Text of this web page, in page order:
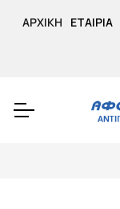
ΑΡΧΙΚΉ ΕΤΑΙΡΊΑ